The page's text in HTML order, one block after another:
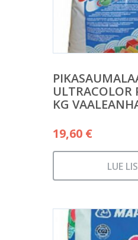
ULTRACOLOR
KG
19,60 €
LUE